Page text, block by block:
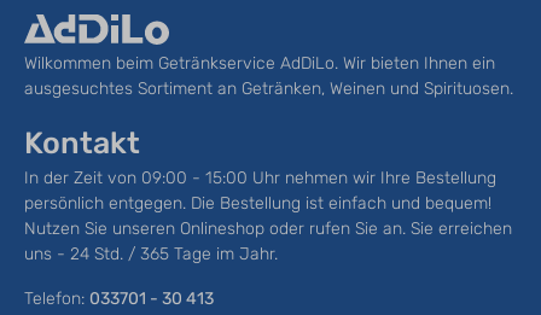
Wilkommen beim Getränkservice AdDiLo. Wir bieten Ihnen ein
ausgesuchtes Sortiment an Getränken, Weinen und Spirituosen.
Kontakt
In der Zeit von 09:00 - 15:00 Uhr nehmen wir Ihre Bestellung
persönlich entgegen. Die Bestellung ist einfach und bequem!
Nutzen Sie unseren Onlineshop oder rufen Sie an. Sie erreichen
uns - 24 Std. / 365 Tage im Jahr.
Telefon: 033701 - 30 413